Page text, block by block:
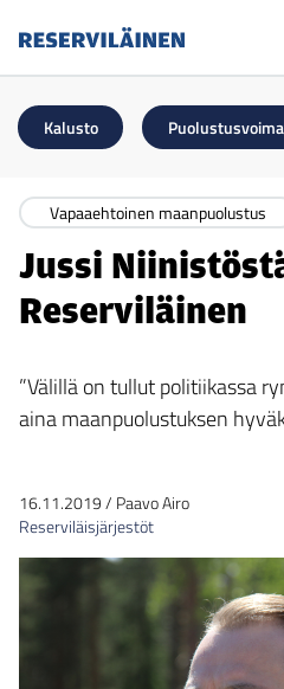
Kalusto
Vapaaehtoinen maanpuolustus
Jussi
Reserviläinen
”Välillä on tullut politiikassa
aina maanpuolustuksen
16.11.2019/ Paavo Airo
Reserviläisjärjestöt